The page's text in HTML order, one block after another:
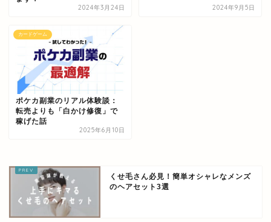
2024年3月24日 2024年9月5日
カードゲーム
ポケカ副業のリアル体験談：
転売よりも「白かけ修復」で
稼げた話
2025年6月10日
くせ毛さん必見！簡単オシャレなメンズ
のヘアセット3選